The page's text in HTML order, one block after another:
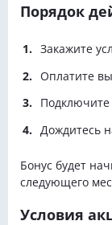
Порядок
Закажите
Оплатите
Подключите
Дождитесь
Бонус будет
следующего
Условия